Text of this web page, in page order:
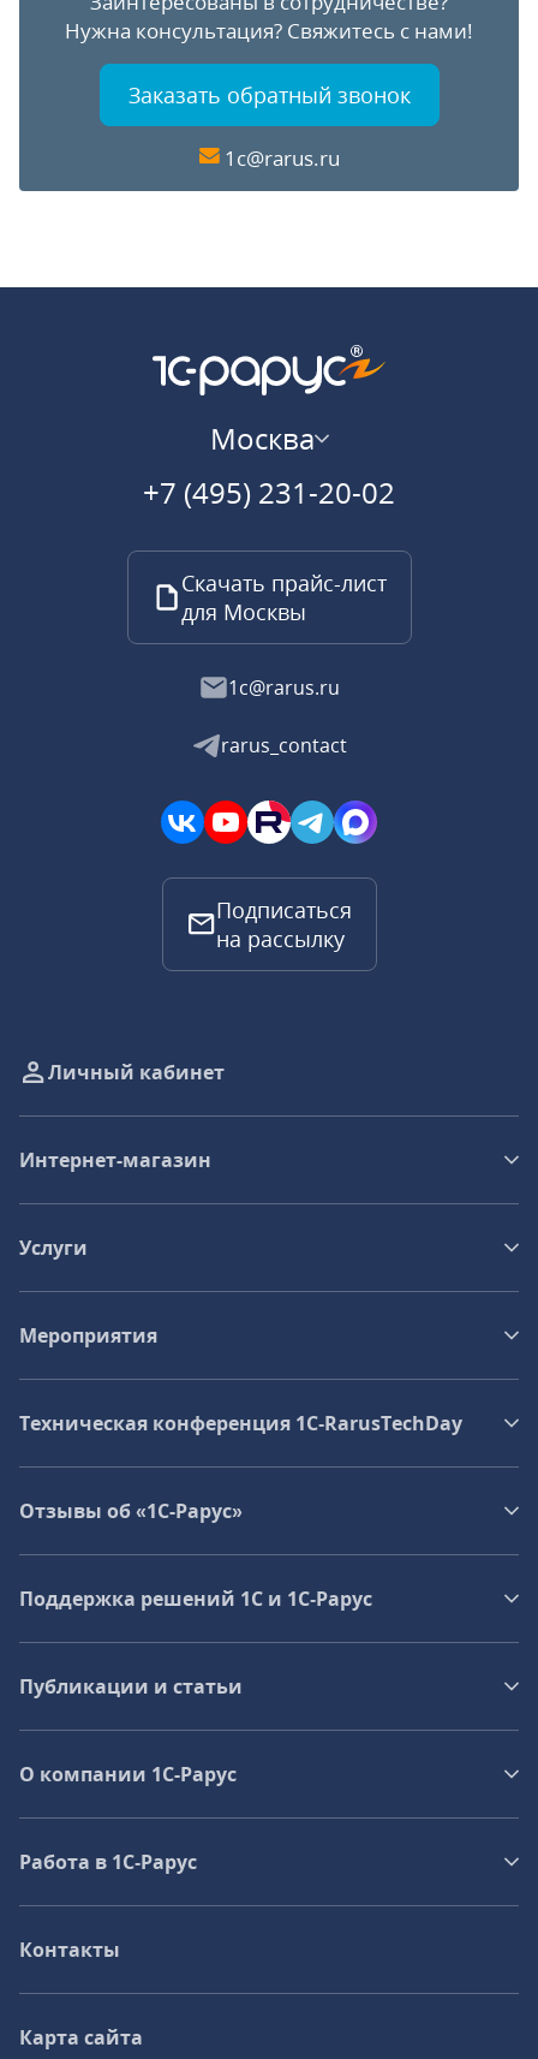
Нужна консультация? Свяжитесь с нами!
Заказать обратный звонок
1c@rarus.ru
Москва
+7 (495) 231-20-02
Скачать прайс-лист
для Москвы
1c@rarus.ru
rarus_contact
Подписаться
на рассылку
Личный кабинет
Интернет-магазин
Услуги
Мероприятия
Техническая конференция 1C‑RarusTechDay
Отзывы об «1С-Рарус»
Поддержка решений 1С и 1С‑Рарус
Публикации и статьи
О компании 1C-Рарус
Работа в 1С‑Рарус
Контакты
Карта сайта